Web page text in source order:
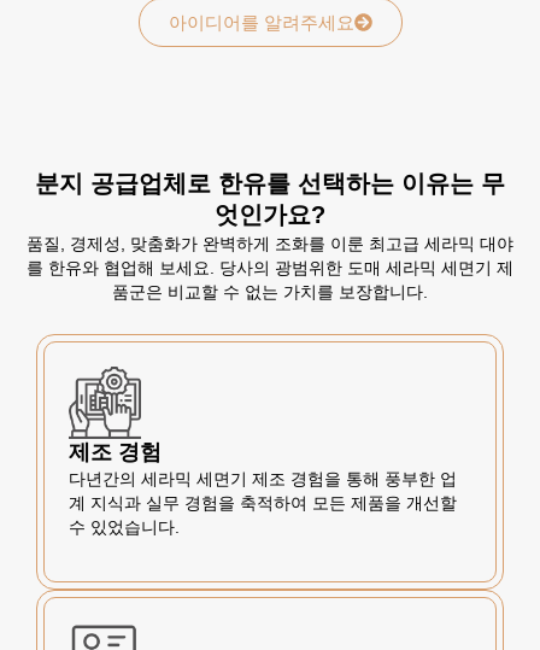
아이디어를 알려주세요
분지 공급업체로 한유를 선택하는 이유는 무
엇인가요?
품질, 경제성, 맞춤화가 완벽하게 조화를 이룬 최고급 세라믹 대야
를 한유와 협업해 보세요. 당사의 광범위한 도매 세라믹 세면기 제
품군은 비교할 수 없는 가치를 보장합니다.
제조 경험
다년간의 세라믹 세면기 제조 경험을 통해 풍부한 업
계 지식과 실무 경험을 축적하여 모든 제품을 개선할
수 있었습니다.